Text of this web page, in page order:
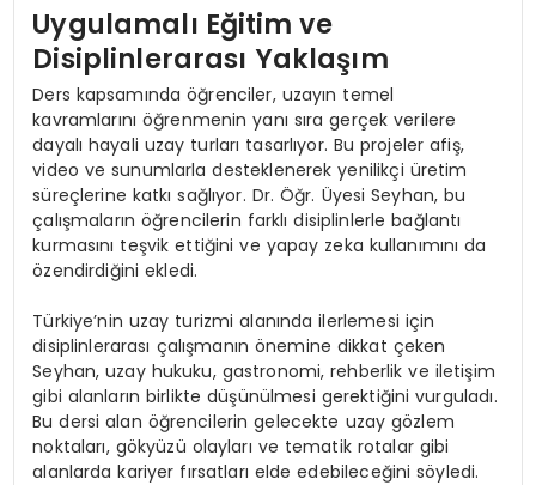
Uygulamalı Eğitim ve
Disiplinlerarası Yaklaşım
Ders kapsamında öğrenciler, uzayın temel
kavramlarını öğrenmenin yanı sıra gerçek verilere
dayalı hayali uzay turları tasarlıyor. Bu projeler afiş,
video ve sunumlarla desteklenerek yenilikçi üretim
süreçlerine katkı sağlıyor. Dr. Öğr. Üyesi Seyhan, bu
çalışmaların öğrencilerin farklı disiplinlerle bağlantı
kurmasını teşvik ettiğini ve yapay zeka kullanımını da
özendirdiğini ekledi.
Türkiye’nin uzay turizmi alanında ilerlemesi için
disiplinlerarası çalışmanın önemine dikkat çeken
Seyhan, uzay hukuku, gastronomi, rehberlik ve iletişim
gibi alanların birlikte düşünülmesi gerektiğini vurguladı.
Bu dersi alan öğrencilerin gelecekte uzay gözlem
noktaları, gökyüzü olayları ve tematik rotalar gibi
alanlarda kariyer fırsatları elde edebileceğini söyledi.